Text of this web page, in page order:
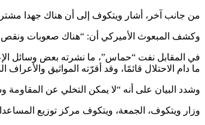
من جانب آخر، أشار ويتكوف إلى أن هناك جهدا
وكشف المبعوث الأميركي أن: “هناك صعوبات ونقص
في المقابل نفت “حماس”، ما نشرته بعض وسائل
ما دام الاحتلال قائمًا، وقد أقرّته المواثيق والأعراف
وشدد البيان على أنه “لا يمكن التخلي عن المقاومة
وزار ويتكوف، الجمعة، ويتكوف مركز توزيع